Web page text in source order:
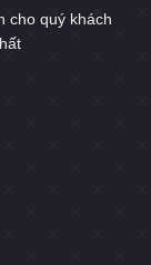
cho quý khách